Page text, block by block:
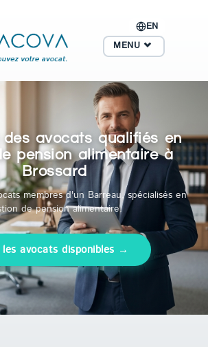
EN
MENU
des avocats qualifiés en
pension alimentaire à
Brossard
membres d'un Barreau, spécialisés en
de pension alimentaire.
les avocats disponibles →